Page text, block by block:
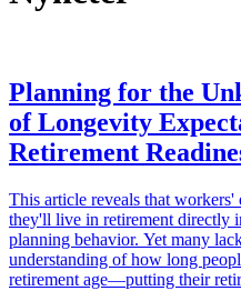
Planning for the
of Longevity
Retirement
This article reveals that
they'll live in retirement directly
planning behavior. Yet many
understanding of how long
retirement age—putting their